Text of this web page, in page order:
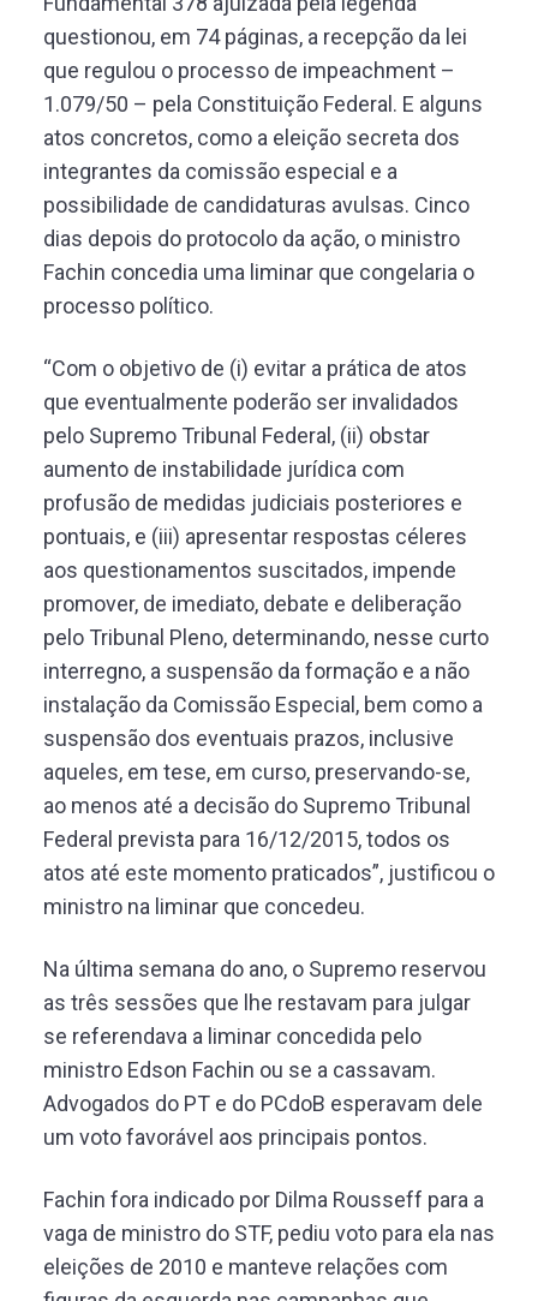
questionou, em 74 páginas, a recepção da lei
que regulou o processo de impeachment –
1.079/50 – pela Constituição Federal. E alguns
atos concretos, como a eleição secreta dos
integrantes da comissão especial e a
possibilidade de candidaturas avulsas. Cinco
dias depois do protocolo da ação, o ministro
Fachin concedia uma liminar que congelaria o
processo político.
“Com o objetivo de (i) evitar a prática de atos
que eventualmente poderão ser invalidados
pelo Supremo Tribunal Federal, (ii) obstar
aumento de instabilidade jurídica com
profusão de medidas judiciais posteriores e
pontuais, e (iii) apresentar respostas céleres
aos questionamentos suscitados, impende
promover, de imediato, debate e deliberação
pelo Tribunal Pleno, determinando, nesse curto
interregno, a suspensão da formação e a não
instalação da Comissão Especial, bem como a
suspensão dos eventuais prazos, inclusive
aqueles, em tese, em curso, preservando-se,
ao menos até a decisão do Supremo Tribunal
Federal prevista para 16/12/2015, todos os
atos até este momento praticados”, justificou o
ministro na liminar que concedeu.
Na última semana do ano, o Supremo reservou
as três sessões que lhe restavam para julgar
se referendava a liminar concedida pelo
ministro Edson Fachin ou se a cassavam.
Advogados do PT e do PCdoB esperavam dele
um voto favorável aos principais pontos.
Fachin fora indicado por Dilma Rousseff para a
vaga de ministro do STF, pediu voto para ela nas
eleições de 2010 e manteve relações com